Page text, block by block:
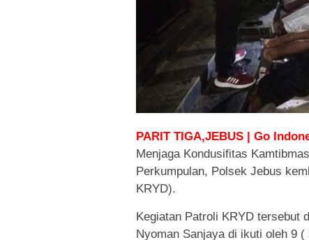
PARIT TIGA,JEBUS | Go
Menjaga Kondusifitas
Perkumpulan, Polsek Jebus
KRYD).
Kegiatan Patroli KRYD tersebut
Nyoman Sanjaya di ikuti oleh 9